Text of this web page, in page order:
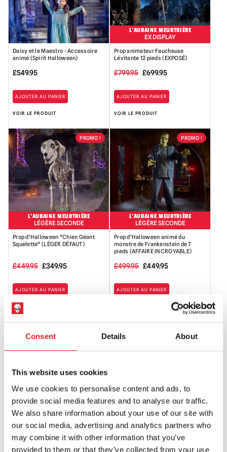
Consent Details About
This website uses cookies
We use cookies to personalise content and ads, to
provide social media features and to analyse our traffic.
We also share information about your use of our site with
our social media, advertising and analytics partners who
may combine it with other information that you’ve
provided to them or that they’ve collected from your use
Daisy et le Maestro - Accessoire
animé (Spirit Halloween)
£549.95
AJOUTER AU PANIER
VOIR LE PRODUIT
L'AUBAINE MEURTRIÈRE
EX DISPLAY
Prop animateur Faucheuse
Lévitante 12 pieds (EXPOSÉ)
£799.95 Le
initial
était
de :
799,95
£.
£699.95Le
actuel
de
699,95
£.
AJOUTER AU PANIER
VOIR LE PRODUIT
PROMO !
L'AUBAINE MEURTRIÈRE
LÉGÈRE SECONDE
Prop d'Halloween "Chien Géant
Squelette" (LÉGER DÉFAUT)
£449.95 Le
initial
:
449,95
£.
£349.95Le
actuel
:
£.
AJOUTER AU PANIER
VOIR LE PRODUIT
PROMO !
L'AUBAINE MEURTRIÈRE
LÉGÈRE SECONDE
Prop d'Halloween animé du
monstre de Frankenstein de 7
pieds (AFFAIRE INCROYABLE)
£499.95 Le
initial
de
499,95
£449.95Le
actuel
est
de
449,95
£.
AJOUTER AU PANIER
Sorcière géante animée de 9 pieds
en vol stationnaire
7.5ft Jack-o-Lantern Pumpkin
Archway (arcade de citrouille)